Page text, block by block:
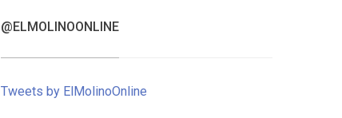
@ELMOLINOONLINE
Tweets by ElMolinoOnline